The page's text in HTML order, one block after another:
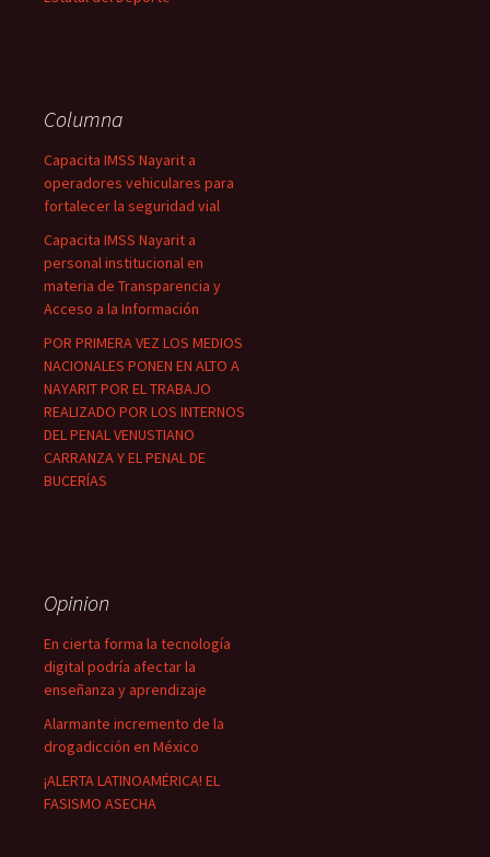
Columna
Capacita IMSS Nayarit a
operadores vehiculares para
fortalecer la seguridad vial
Capacita IMSS Nayarit a
personal institucional en
materia de Transparencia y
Acceso a la Información
POR PRIMERA VEZ LOS MEDIOS
NACIONALES PONEN EN ALTO A
NAYARIT POR EL TRABAJO
REALIZADO POR LOS INTERNOS
DEL PENAL VENUSTIANO
CARRANZA Y EL PENAL DE
BUCERÍAS
Opinion
En cierta forma la tecnología
digital podría afectar la
enseñanza y aprendizaje
Alarmante incremento de la
drogadicción en México
¡ALERTA LATINOAMÉRICA! EL
FASISMO ASECHA